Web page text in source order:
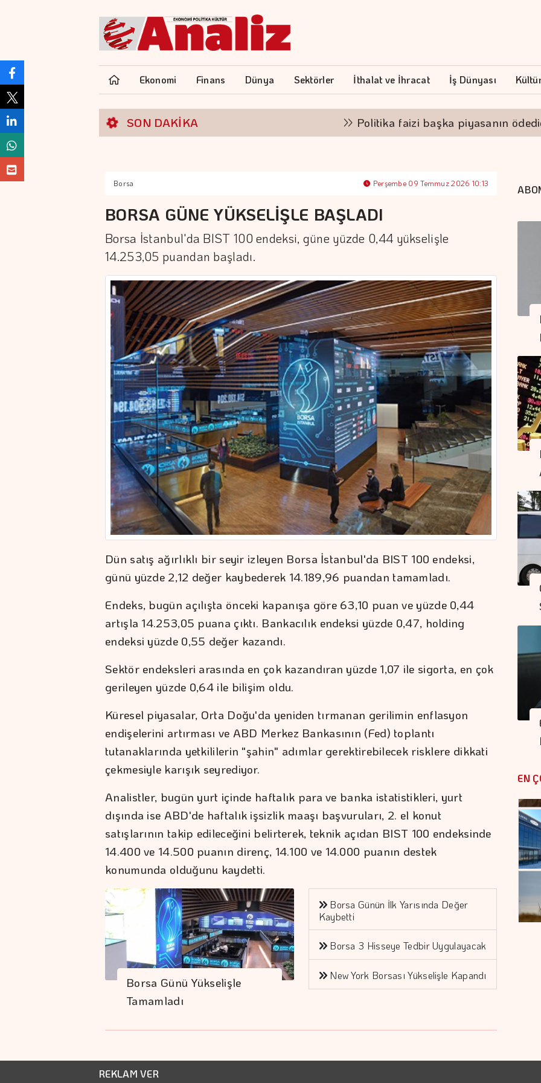
Ekonomi Finans Dünya Sektörler İthalat ve İhracat İş Dünyası
SON DAKİKA Politika faizi başka piyasanın ödediği
Borsa Perşembe 09 Temmuz 2026 10:13
BORSA GÜNE YÜKSELİŞLE BAŞLADI
Borsa İstanbul'da BIST 100 endeksi, güne yüzde 0,44 yükselişle
14.253,05 puandan başladı.
Dün satış ağırlıklı bir seyir izleyen Borsa İstanbul'da BIST 100 endeksi,
günü yüzde 2,12 değer kaybederek 14.189,96 puandan tamamladı.
Endeks, bugün açılışta önceki kapanışa göre 63,10 puan ve yüzde 0,44
artışla 14.253,05 puana çıktı. Bankacılık endeksi yüzde 0,47, holding
endeksi yüzde 0,55 değer kazandı.
Sektör endeksleri arasında en çok kazandıran yüzde 1,07 ile sigorta, en çok
gerileyen yüzde 0,64 ile bilişim oldu.
Küresel piyasalar, Orta Doğu'da yeniden tırmanan gerilimin enflasyon
endişelerini artırması ve ABD Merkez Bankasının (Fed) toplantı
tutanaklarında yetkililerin "şahin" adımlar gerektirebilecek risklere dikkati
çekmesiyle karışık seyrediyor.
Analistler, bugün yurt içinde haftalık para ve banka istatistikleri, yurt
dışında ise ABD'de haftalık işsizlik maaşı başvuruları, 2. el konut
satışlarının takip edileceğini belirterek, teknik açıdan BIST 100 endeksinde
14.400 ve 14.500 puanın direnç, 14.100 ve 14.000 puanın destek
konumunda olduğunu kaydetti.
Borsa Günü Yükselişle
Tamamladı
Borsa Günün İlk Yarısında Değer
Kaybetti
Borsa 3 Hisseye Tedbir Uygulayacak
New York Borsası Yükselişle Kapandı
EN
REKLAM VER